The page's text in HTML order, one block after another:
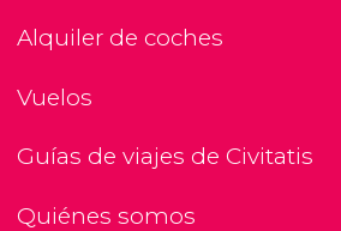
Alquiler de coches
Vuelos
Guías de viajes de Civitatis
Quiénes somos